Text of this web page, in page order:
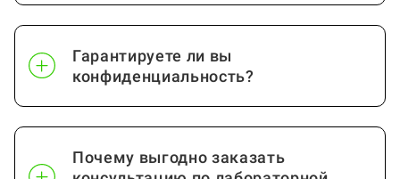
Гарантируете ли вы
конфиденциальность?
Почему выгодно заказать